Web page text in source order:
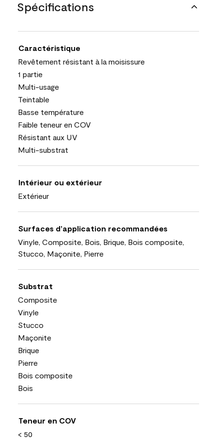
Spécifications
Caractéristique
Revêtement résistant à la moisissure
1 partie
Multi-usage
Teintable
Basse température
Faible teneur en COV
Résistant aux UV
Multi-substrat
Intérieur ou extérieur
Extérieur
Surfaces d’application recommandées
Vinyle, Composite, Bois, Brique, Bois composite,
Stucco, Maçonite, Pierre
Substrat
Composite
Vinyle
Stucco
Maçonite
Brique
Pierre
Bois composite
Bois
Teneur en COV
< 50